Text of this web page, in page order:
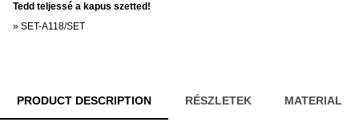
Tedd teljessé a kapus szetted!
» SET-A118/SET
PRODUCT DESCRIPTION RÉSZLETEK MATERIAL